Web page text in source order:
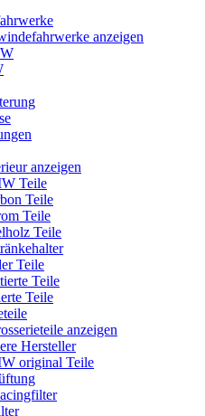
anzeigen
anzeigen
Teile
Teile
Teile
Teile
Teile
Teile
Teile
anzeigen
Hersteller
original Teile